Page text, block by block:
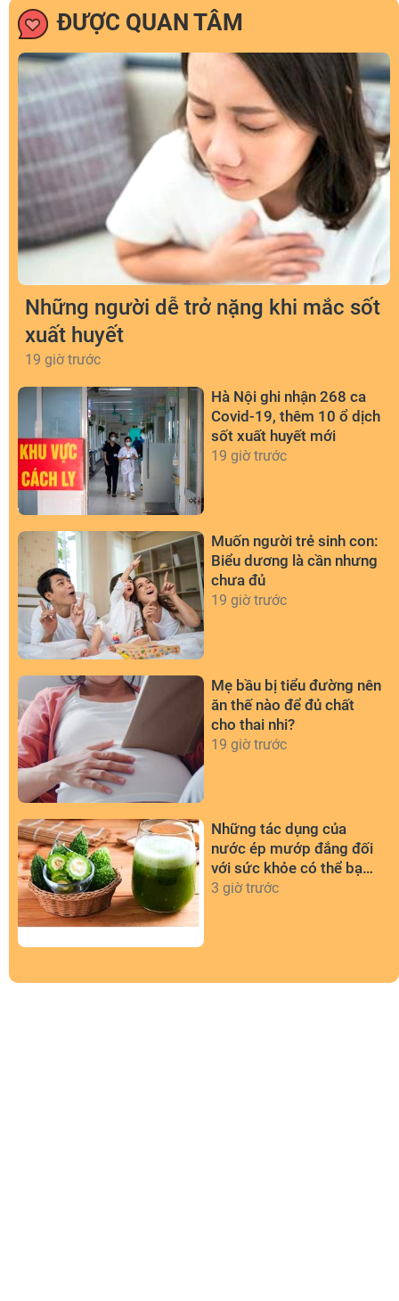
ĐƯỢC QUAN TÂM
Những người dễ trở nặng khi mắc sốt
xuất huyết
19 giờ trước
Hà Nội ghi nhận 268 ca
Covid-19, thêm 10 ổ dịch
sốt xuất huyết mới
19 giờ trước
Muốn người trẻ sinh con:
Biểu dương là cần nhưng
chưa đủ
19 giờ trước
Mẹ bầu bị tiểu đường nên
ăn thế nào để đủ chất
cho thai nhi?
19 giờ trước
Những tác dụng của
nước ép mướp đắng đối
với sức khỏe có thể bạn
chưa biết
3 giờ trước